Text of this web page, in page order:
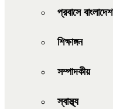
প্রবাসে বাংলাদেশ
শিক্ষাঙ্গন
সম্পাদকীয়
স্বাস্থ্য